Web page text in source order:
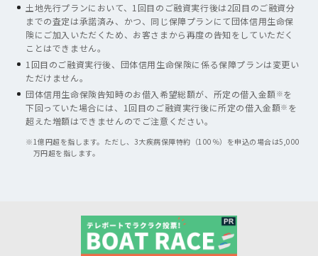
土地先行プランにおいて、1回目のご融資実行後は2回目のご融資分
までの査定は承諾済み、かつ、同じ保障プランにて団体信用生命保
険にご加入いただくため、お客さまから再度の告知をしていただく
ことはできません。
1回目のご融資実行後、団体信用生命保険に係る保障プランは変更い
ただけません。
団体信用生命保険告知時のお借入希望総額が、所定の借入金額※を
下回っていた場合には、1回目のご融資実行後に所定の借入金額※ を
超えた増額はできませんのでご注意ください。
※ 1億円超を指します。ただし、3大疾病保障特約（100％）を申込の場合は5,000
万円超を指します。